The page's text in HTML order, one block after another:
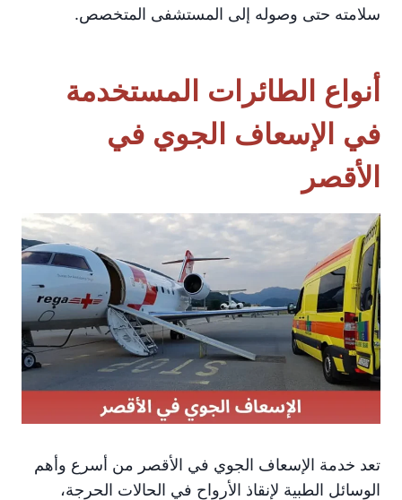
سلامته حتى وصوله إلى المستشفى المتخصص.
أنواع الطائرات المستخدمة
في الإسعاف الجوي في
الأقصر
تعد خدمة الإسعاف الجوي في الأقصر من أسرع وأهم
الوسائل الطبية لإنقاذ الأرواح في الحالات الحرجة،